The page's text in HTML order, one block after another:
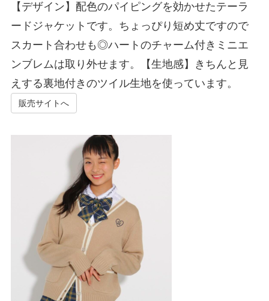
【デザイン】配色のパイピングを効かせたテーラ
ードジャケットです。ちょっぴり短め丈ですので
スカート合わせも◎ハートのチャーム付きミニエ
ンブレムは取り外せます。【生地感】きちんと見
えする裏地付きのツイル生地を使っています。
販売サイトへ